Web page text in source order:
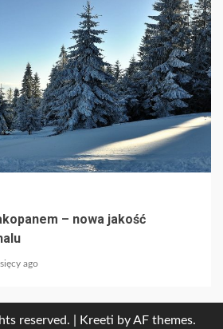
– nowa jakość
ago
reserved. Kreeti by AF themes.